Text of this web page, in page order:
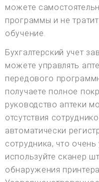
можете
программы и не
обучение.
Бухгалтерский учет
можете управлять
передового
получаете полное
руководство аптеки
отсутствия
автоматически
сотрудника, что
используйте сканер
обнаружения